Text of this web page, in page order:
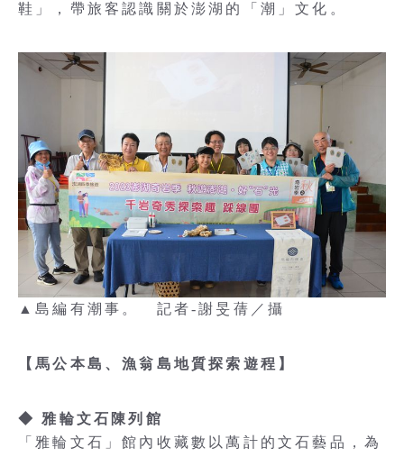
鞋」，帶旅客認識關於澎湖的「潮」文化。
▲島編有潮事。 記者-謝旻蒨／攝
【馬公本島、漁翁島地質探索遊程】
◆ 雅輪文石陳列館
「雅輪文石」館內收藏數以萬計的文石藝品，為